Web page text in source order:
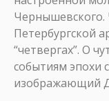
Чернышевского.
Петербургской
“четвергах”. О
событиям эпохи
изображающий